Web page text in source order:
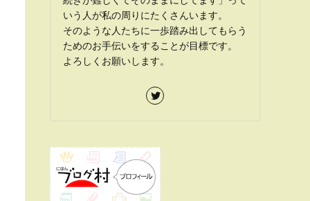
いう人が私の周りにたくさんいます。
そのような人たちに一歩踏み出してもらう
ためのお手伝いをすることが目標です。
よろしくお願いします。